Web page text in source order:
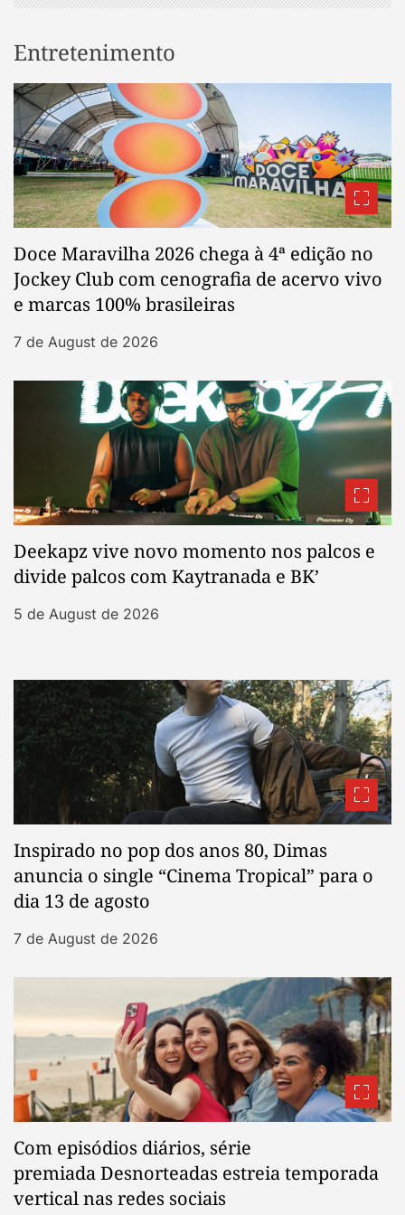
Entretenimento
Doce Maravilha 2026 chega à 4ª edição no
Jockey Club com cenografia de acervo vivo
e marcas 100% brasileiras
7 de August de 2026
Deekapz vive novo momento nos palcos e
divide palcos com Kaytranada e BK’
5 de August de 2026
Inspirado no pop dos anos 80, Dimas
anuncia o single “Cinema Tropical” para o
dia 13 de agosto
7 de August de 2026
Com episódios diários, série
premiada Desnorteadas estreia temporada
vertical nas redes sociais